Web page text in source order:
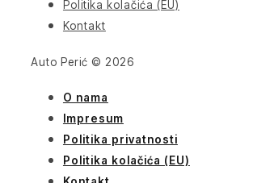
Politika kolačića (EU)
Kontakt
Auto Perić © 2026
O nama
Impresum
Politika privatnosti
Politika kolačića (EU)